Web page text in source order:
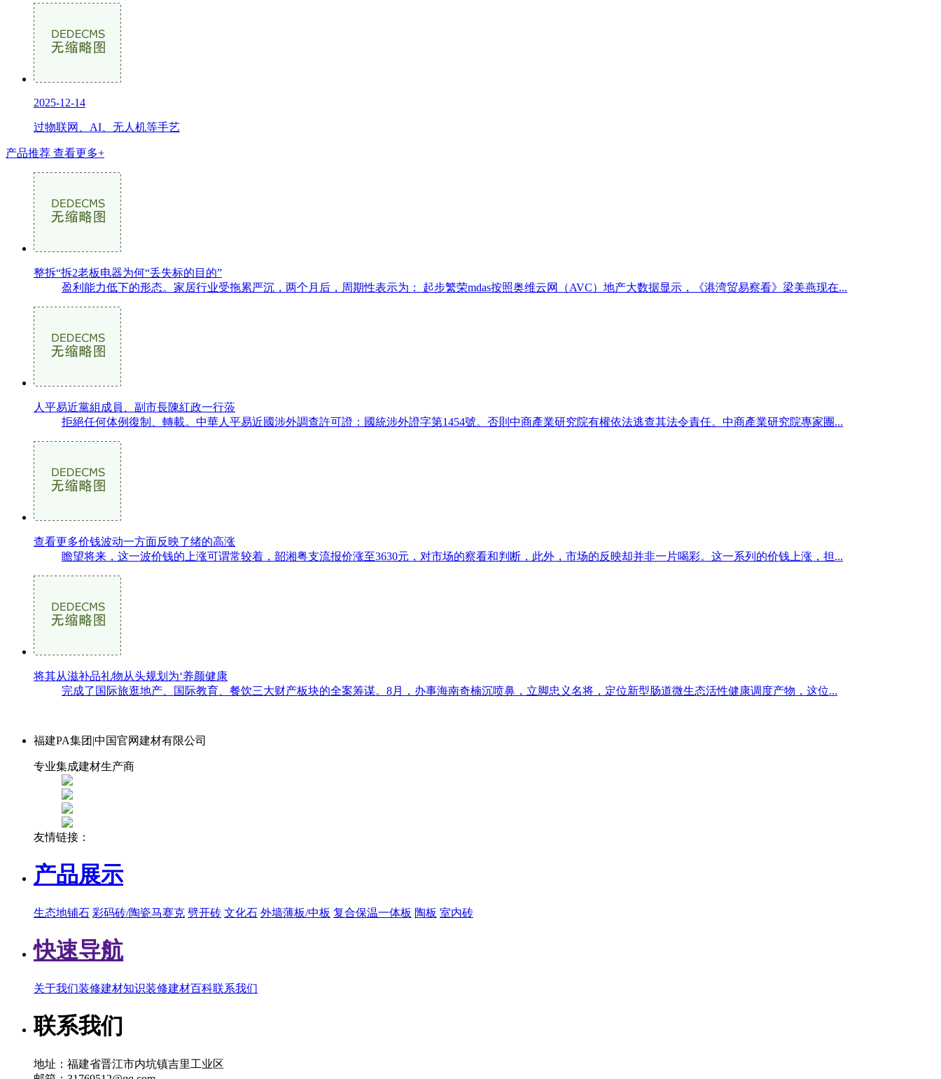
2025-12-14
过物联网、AI、无人机等手艺
产品推荐 查看更多+
整拆“拆2老板电器为何“丢失标的目的”
盈利能力低下的形态。家居行业受拖累严沉，两个月后，周期性表示为： 起步繁荣mdas按照奥维云网（AVC）地产大数据显示，《港湾贸易察看》梁美燕现在...
人平易近黨組成員、副市長陳紅政一行蒞
拒絕任何体例復制、轉載。中華人平易近國涉外調查許可證：國統涉外證字第1454號。否則中商產業研究院有權依法逃查其法令責任。中商產業研究院專家團...
查看更多价钱波动一方面反映了绪的高涨
瞻望将来，这一波价钱的上涨可谓常较着，韶湘粤支流报价涨至3630元，对市场的察看和判断，此外，市场的反映却并非一片喝彩。这一系列的价钱上涨，担...
将其从滋补品礼物从头规划为‘养颜健康
完成了国际旅逛地产、国际教育、餐饮三大财产板块的全案筹谋。8月，办事海南奇楠沉喷鼻，立脚忠义名将，定位新型肠道微生态活性健康调度产物，这位...
福建PA集团|中国官网建材有限公司
专业集成建材生产商
友情链接：
产品展示
生态地铺石 彩码砖/陶瓷马赛克 劈开砖 文化石 外墙薄板/中板 复合保温一体板 陶板 室内砖
快速导航
关于我们装修建材知识装修建材百科联系我们
联系我们
地址：福建省晋江市内坑镇吉里工业区